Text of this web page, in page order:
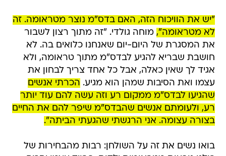
"יש את הוויכוח הזה, האם בדס"מ נוצר מטראומה. זה
לא מטראומה", מוחה גולדי. "זה מתוך רצון לשבור
את המסגרת של היום-יום שאנחנו כלואים בה. לא
חושבת שבריא להגיע לבדס"מ מתוך טראומה, ולא
אגיד לך שאין כאלה, אבל כל אחד צריך לבחון את
עצמו ואת הסיבות שמהן הוא מגיע. הכרתי אנשים
שהגיעו לבדס"מ ממקום רע וזה עשה להם עוד יותר
רע, ולעומתם אנשים שהבדס"מ שיפר להם את החיים
בצורה עצומה. אני הרגשתי שהגעתי הביתה".
בואו נשים את זה על השולחן: רבות מהבחירות של